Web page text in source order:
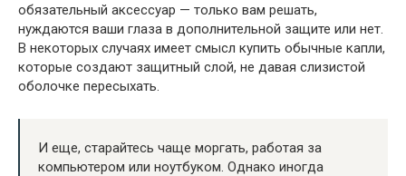
обязательный аксессуар — только вам решать,
нуждаются ваши глаза в дополнительной защите или нет.
В некоторых случаях имеет смысл купить обычные капли,
которые создают защитный слой, не давая слизистой
оболочке пересыхать.
И еще, старайтесь чаще моргать, работая за
компьютером или ноутбуком. Однако иногда